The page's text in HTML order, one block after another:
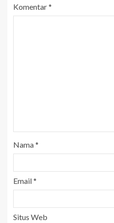
Komentar*
Nama*
Email*
Situs Web